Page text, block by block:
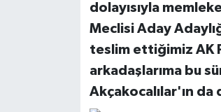
dolayısıyla
Meclisi Aday
teslim ettiğimiz AK
arkadaşlarıma bu
Akçakocalılar'ın